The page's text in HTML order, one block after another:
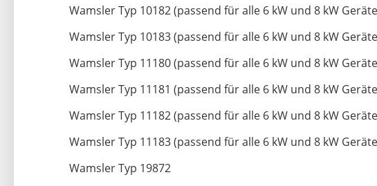
Wamsler Typ 10182 (passend für alle 6 kW und 8 kW
Wamsler Typ 10183 (passend für alle 6 kW und 8 kW
Wamsler Typ 11180 (passend für alle 6 kW und 8 kW
Wamsler Typ 11181 (passend für alle 6 kW und 8 kW
Wamsler Typ 11182 (passend für alle 6 kW und 8 kW
Wamsler Typ 11183 (passend für alle 6 kW und 8 kW
Wamsler Typ 19872